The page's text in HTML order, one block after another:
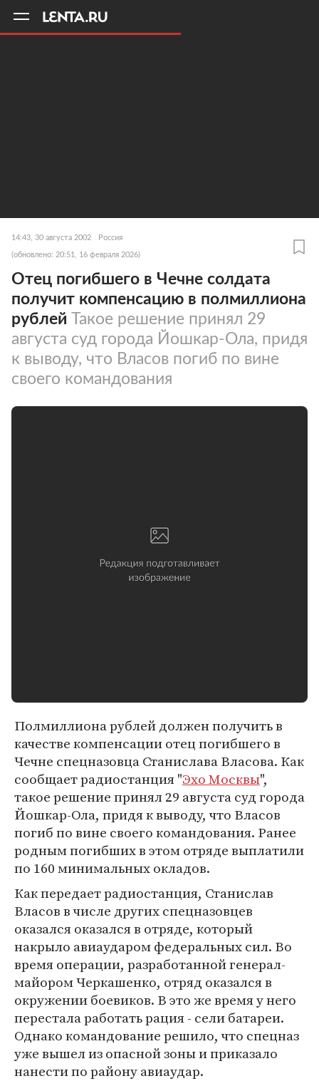
14:43, 30 августа 2002 Россия
(обновлено: 20:51, 16 февраля 2026)
Отец погибшего в Чечне солдата
получит компенсацию в полмиллиона
рублей Такое решение принял 29
августа суд города Йошкар-Ола, придя
к выводу, что Власов погиб по вине
своего командования
Полмиллиона рублей должен получить в
качестве компенсации отец погибшего в
Чечне спецназовца Станислава Власова. Как
сообщает радиостанция "Эхо Москвы",
такое решение принял 29 августа суд города
Йошкар-Ола, придя к выводу, что Власов
погиб по вине своего командования. Ранее
родным погибших в этом отряде выплатили
по 160 минимальных окладов.
Как передает радиостанция, Станислав
Власов в числе других спецназовцев
оказался оказался в отряде, который
накрыло авиаударом федеральных сил. Во
время операции, разработанной генерал-
майором Черкашенко, отряд оказался в
окружении боевиков. В это же время у него
перестала работать рация - сели батареи.
Однако командование решило, что спецназ
уже вышел из опасной зоны и приказало
нанести по району авиаудар.